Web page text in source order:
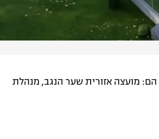
מועצה אזורית שער הנגב, מנהלת